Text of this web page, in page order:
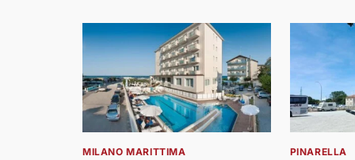
MILANO MARITTIMA PINARELLA